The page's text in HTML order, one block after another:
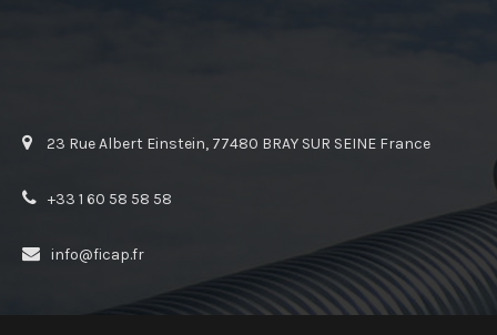
23 Rue Albert Einstein, 77480 BRAY SUR SEINE France
+33 1 60 58 58 58
info@ficap.fr